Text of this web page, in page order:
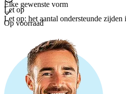
Let op
Let op: het aantal ondersteunde
Elke gewenste vorm
Op voorraad